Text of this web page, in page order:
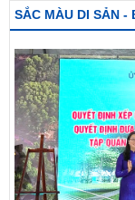
SẮC MÀU DI SẢN -